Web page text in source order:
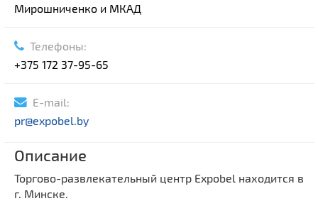
Мирошниченко и МКАД
Телефоны:
+375 172 37-95-65
E-mail:
pr@expobel.by
Описание
Торгово-развлекательный центр Expobel находится в
г. Минске.